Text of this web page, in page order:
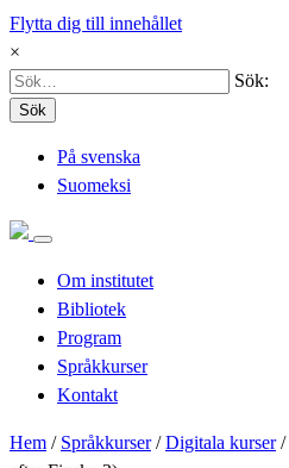
Flytta dig till innehållet
×
Sök:
Sök
På svenska
Suomeksi
Om institutet
Bibliotek
Program
Språkkurser
Kontakt
Hem / Språkkurser/Digitala kurser/